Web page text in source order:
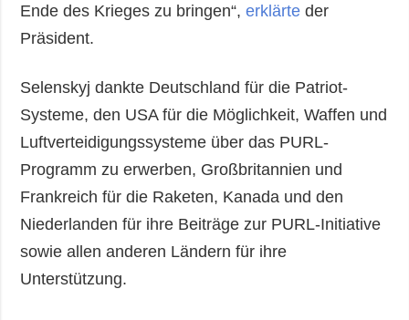
Ende des Krieges zu bringen“,erklärte der
Präsident.
Selenskyj dankte Deutschland für die Patriot-
Systeme, den USA für die Möglichkeit, Waffen und
Luftverteidigungssysteme über das PURL-
Programm zu erwerben, Großbritannien und
Frankreich für die Raketen, Kanada und den
Niederlanden für ihre Beiträge zur PURL-Initiative
sowie allen anderen Ländern für ihre
Unterstützung.